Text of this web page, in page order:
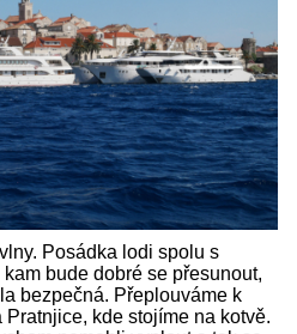
Posádka lodi spolu s
bude dobré se přesunout,
bezpečná. Přeplouváme k
kde stojíme na kotvě.